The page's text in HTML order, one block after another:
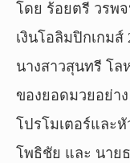
โดย ร้อยตรี วรพ
เงินโอลิมปิกเกมส์
นางสาวสุนทรี โ
ของยอดมวยอย่า
โปรโมเตอร์และ
โพธิชัย และ นาย